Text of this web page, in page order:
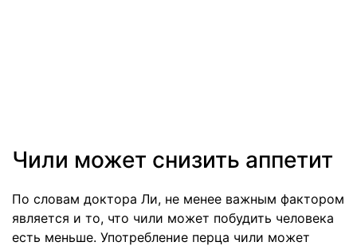
Чили может снизить аппетит
По словам доктора Ли, не менее важным фактором
является и то, что чили может побудить человека
есть меньше. Употребление перца чили может